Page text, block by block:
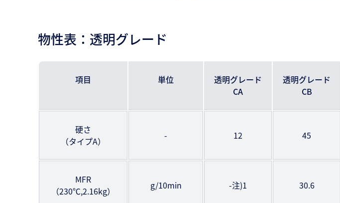
物性表：透明グレード
項目 単位
透明グレード
CA
透明グレード
CB
硬さ
（タイプA）
- 12 45
MFR
（230℃,2.16kg）
g/10min -注)1 30.6